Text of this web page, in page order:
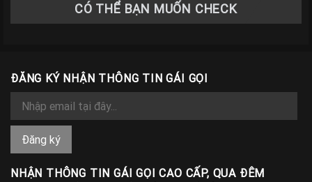
CÓ THỂ BẠN MUỐN CHECK
ĐĂNG KÝ NHẬN THÔNG TIN GÁI GỌI
NHẬN THÔNG TIN GÁI GỌI CAO CẤP, QUA ĐÊM